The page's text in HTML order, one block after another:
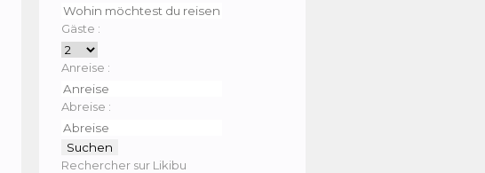
Gäste :
Anreise :
Abreise :
Rechercher sur Likibu